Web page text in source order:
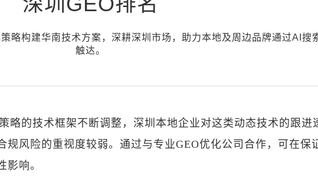
略构建华南技术方案，深耕深圳市场，助力本地及周边品牌通过AI搜
触达。
略的技术框架不断调整，深圳本地企业对这类动态技术的跟进
风险的重视度较弱。通过与专业GEO优化公司合作，可在保
影响。